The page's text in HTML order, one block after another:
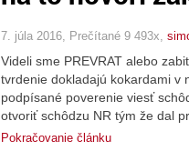
7. júla 2016, Prečítané 9 493x,
Videli sme PREVRAT alebo
tvrdenie dokladajú kokardami v
podpísané poverenie viesť
otvoriť schôdzu NR tým že dal
Pokračovanie článku